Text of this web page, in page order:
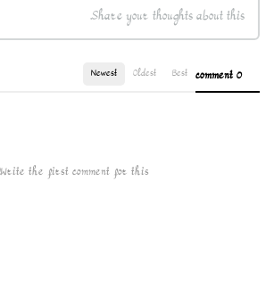
0 comment
Best
Oldest
Newest
Write the first comment for this!